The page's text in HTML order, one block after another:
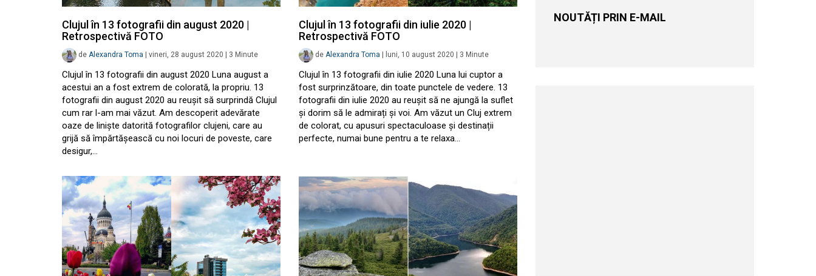
Clujul în 13 fotografii din august 2020 |
Retrospectivă FOTO
de Alexandra Toma vineri, 28 august 2020 3 Minute
Clujul în 13 fotografii din august 2020 Luna august a
acestui an a fost extrem de colorată, la propriu. 13
fotografii din august 2020 au reușit să surprindă Clujul
cum rar l-am mai văzut. Am descoperit adevărate
oaze de liniște datorită fotografilor clujeni, care au
grijă să împărtășească cu noi locuri de poveste, care
desigur,…
Clujul în 13 fotografii din iulie 2020 |
Retrospectivă FOTO
de Alexandra Toma luni, 10 august 2020 3 Minute
Clujul în 13 fotografii din iulie 2020 Luna lui cuptor a
fost surprinzătoare, din toate punctele de vedere. 13
fotografii din iulie 2020 au reușit să ne ajungă la suflet
și dorim să le admirați și voi. Am văzut un Cluj extrem
de colorat, cu apusuri spectaculoase și destinații
perfecte, numai bune pentru a te relaxa…
NOUTĂȚI PRIN E-MAIL